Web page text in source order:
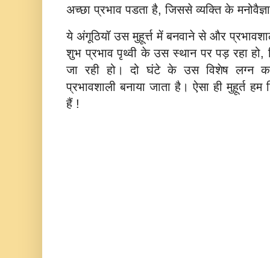
अच्छा प्रभाव पडता है, जिससे व्यक्ति के
ये अंगूठियॉ उस मुहूर्त्त में बनवाने से और
शुभ प्रभाव पृथ्वी के उस स्थान पर पड़ रहा हो,
जा रही हो। दो घंटे के उस विशेष लग्न
प्रभावशाली बनाया जाता है। ऐसा ही मुहूर्त
हैं !